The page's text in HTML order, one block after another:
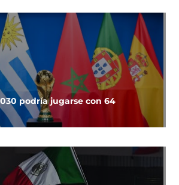
podría jugarse con 64